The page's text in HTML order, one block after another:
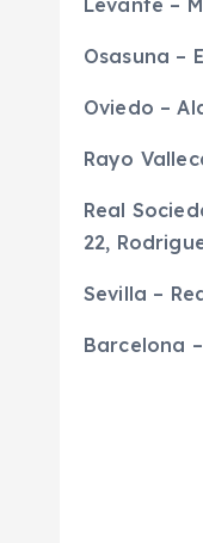
Osasuna –
Oviedo –
Rayo
Real
22,
Sevilla –
Barcelona